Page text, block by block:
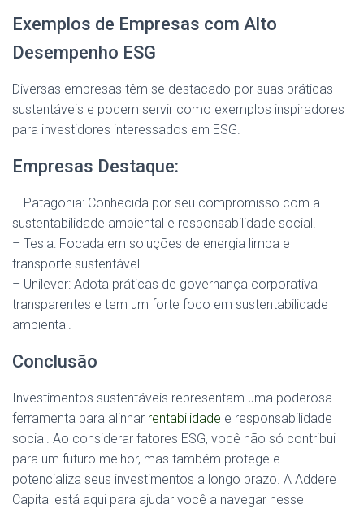
Exemplos de Empresas com Alto
Desempenho ESG
Diversas empresas têm se destacado por suas práticas
sustentáveis e podem servir como exemplos inspiradores
para investidores interessados em ESG.
Empresas Destaque:
– Patagonia: Conhecida por seu compromisso com a
sustentabilidade ambiental e responsabilidade social.
– Tesla: Focada em soluções de energia limpa e
transporte sustentável.
– Unilever: Adota práticas de governança corporativa
transparentes e tem um forte foco em sustentabilidade
ambiental.
Conclusão
Investimentos sustentáveis representam uma poderosa
ferramenta para alinhar rentabilidade e responsabilidade
social. Ao considerar fatores ESG, você não só contribui
para um futuro melhor, mas também protege e
potencializa seus investimentos a longo prazo. A Addere
Capital está aqui para ajudar você a navegar nesse